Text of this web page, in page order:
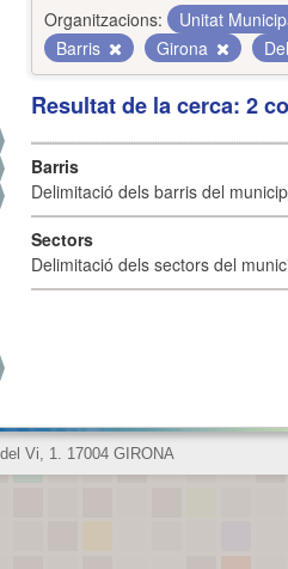
Organitzacions:
Unitat
Barris
Girona
Resultat de la cerca: 2
Barris
Delimitació dels barris del
Sectors
Delimitació dels sectors del
Vi, 1. 17004 GIRONA